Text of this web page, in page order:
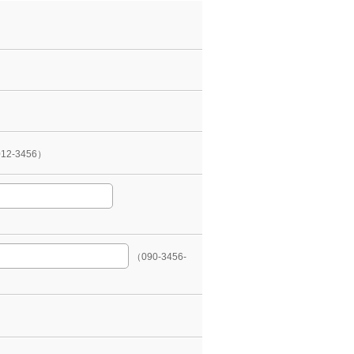
3456）
（090-3456-